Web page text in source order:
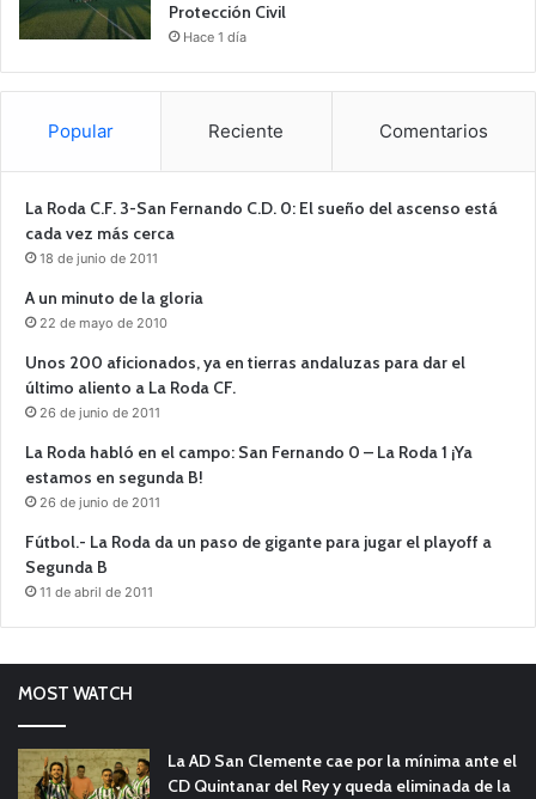
Protección Civil
Hace 1 día
Popular Reciente Comentarios
La Roda C.F. 3-San Fernando C.D. 0: El sueño del ascenso está
cada vez más cerca
18 de junio de 2011
A un minuto de la gloria
22 de mayo de 2010
Unos 200 aficionados, ya en tierras andaluzas para dar el
último aliento a La Roda CF.
26 de junio de 2011
La Roda habló en el campo: San Fernando 0 – La Roda 1 ¡Ya
estamos en segunda B!
26 de junio de 2011
Fútbol.- La Roda da un paso de gigante para jugar el playoff a
Segunda B
11 de abril de 2011
MOST WATCH
La AD San Clemente cae por la mínima ante el
CD Quintanar del Rey y queda eliminada de la